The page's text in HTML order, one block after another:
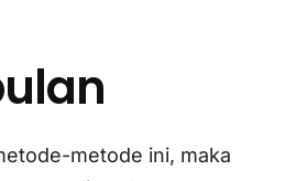
metode ini, maka